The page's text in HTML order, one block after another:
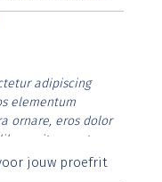
adipiscing
elementum
ornare, eros dolor
vitae erat.
id rutrum lorem
jouw proefrit